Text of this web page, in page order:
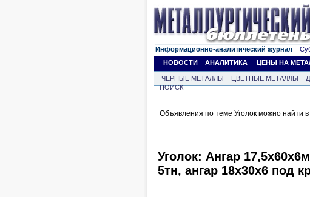
Информационно-аналитический журнал
НОВОСТИ
АНАЛИТИКА ЦЕНЫ НА
ЧЕРНЫЕ МЕТАЛЛЫ ЦВЕТНЫЕ МЕТАЛЛЫ
ПОИСК
Объявления по теме Уголок можно найти
Уголок: Ангар
5тн, ангар 18х30х6 под